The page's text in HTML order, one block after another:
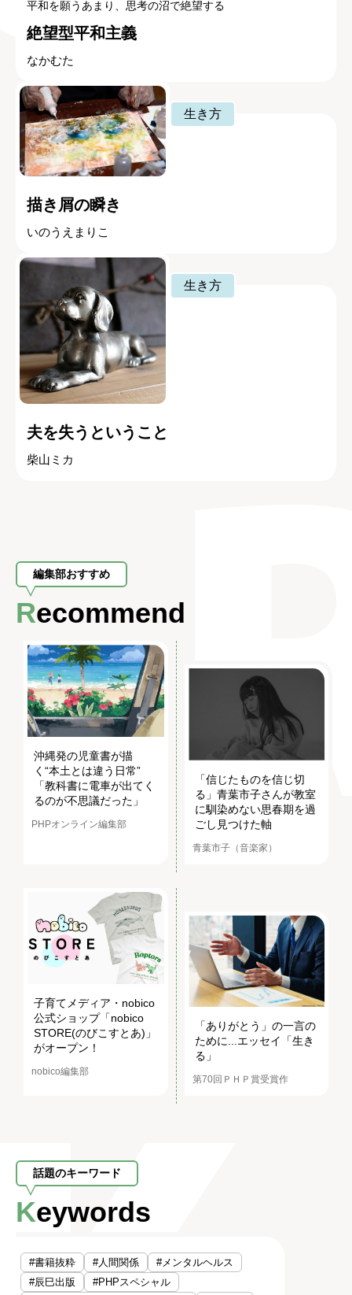
平和を願うあまり、思考の沼で絶望する
絶望型平和主義
なかむた
生き方
描き屑の瞬き
いのうえまりこ
生き方
夫を失うということ
柴山ミカ
編集部おすすめ
Recommend
沖縄発の児童書が描
く“本土とは違う日常”
「教科書に電車が出てく
るのが不思議だった」
PHPオンライン編集部
「信じたものを信じ切
る」青葉市子さんが教室
に馴染めない思春期を過
ごし見つけた軸
青葉市子（音楽家）
子育てメディア・nobico
公式ショップ「nobico
STORE(のびこすとあ)」
がオープン！
nobico編集部
「ありがとう」の一言の
ために...エッセイ「生き
る」
第70回ＰＨＰ賞受賞作
話題のキーワード
Keywords
#書籍抜粋 #人間関係
#メンタルヘルス
#辰巳出版
#PHPスペシャル